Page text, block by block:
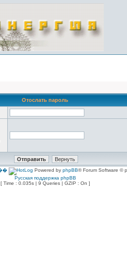
Отослать пароль
Powered by phpBB® Forum Software ©
Русская поддержка phpBB
[ Time : 0.035s | 9 Queries | GZIP : On ]